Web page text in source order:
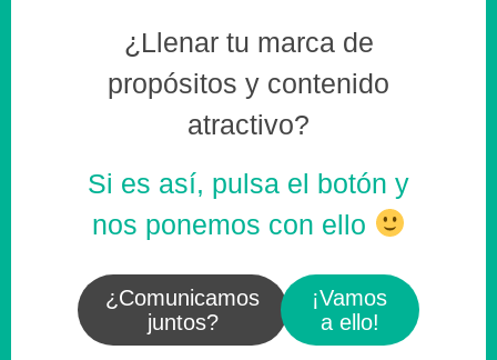
¿Llenar tu marca de
propósitos y contenido
atractivo?
Si es así, pulsa el botón y
nos ponemos con ello
¿Comunicamos
juntos?
¡Vamos
a ello!